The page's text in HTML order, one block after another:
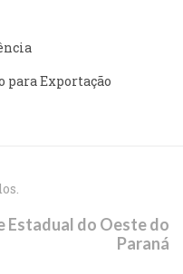
para Exportação
Estadual do Oeste do
Paraná